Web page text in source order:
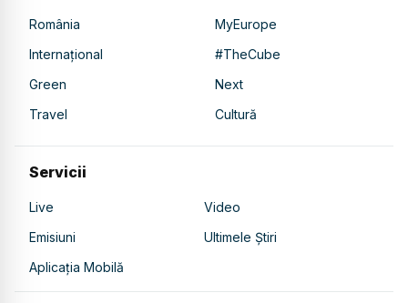
România
MyEurope
Internațional
#TheCube
Green
Next
Travel
Cultură
Servicii
Live
Video
Emisiuni
Ultimele Știri
Aplicația Mobilă